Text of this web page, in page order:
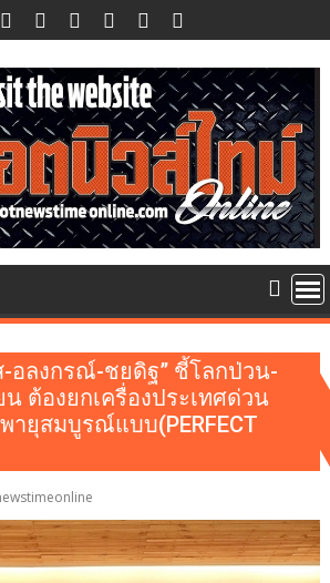
-อลงกรณ์-ชยดิฐ” ชี้โลกป่วน-
น ต้องยกเครื่องประเทศด่วน
ายุสมบูรณ์แบบ(PERFECT